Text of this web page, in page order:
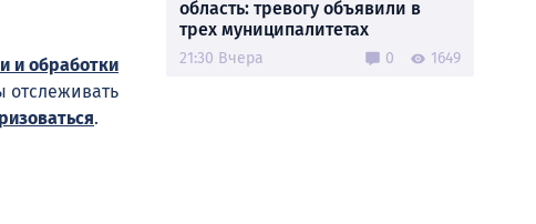
и обработки
отслеживать
.
область: тревогу объявили в
трех муниципалитетах
21:30 Вчера 0 1649